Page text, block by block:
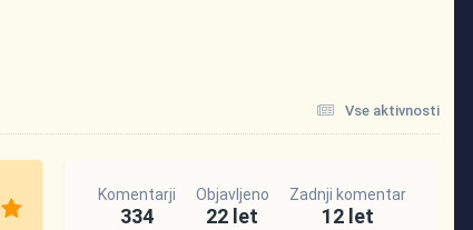
Vse aktivnosti
Komentarji
334
Objavljeno
22 let
Zadnji komentar
12 let